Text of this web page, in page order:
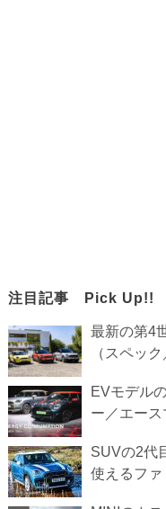
注目記事 Pick Up!!
最新の第4
（スペッ
EVモデル
ー／エース
SUVの2代
使えるファ